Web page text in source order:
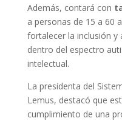
Además, contará con
a personas de 15 a 60
fortalecer la inclusión y
dentro del espectro
intelectual.
La presidenta del
Lemus, destacó que
cumplimiento de una